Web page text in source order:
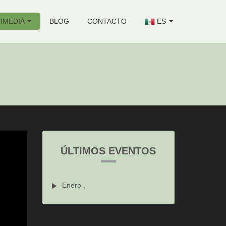
BLOG CONTACTO ES
ÚLTIMOS EVENTOS
Enero ,